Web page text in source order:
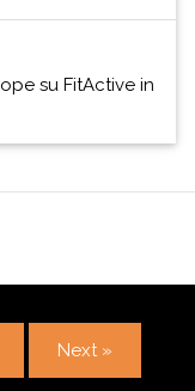
su FitActive in
Next »